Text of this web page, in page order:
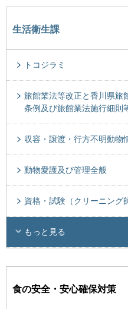
生活衛生課
トコジラミ
旅館業法等改正と香川県旅
条例及び旅館業法施行細則
収容・譲渡・行方不明動物
動物愛護及び管理全般
資格・試験（クリーニング
もっと見る
食の安全・安心確保対策